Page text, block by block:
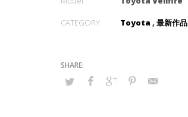
CATEGORY Toyota ,最新作品